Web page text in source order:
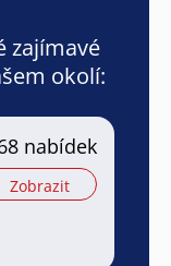
zajímavé
okolí:
nabídek
Zobrazit